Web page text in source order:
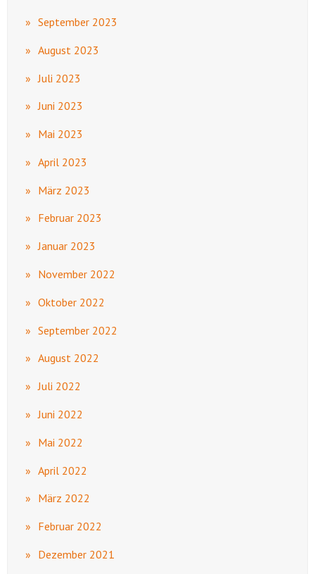
September 2023
August 2023
Juli 2023
Juni 2023
Mai 2023
April 2023
März 2023
Februar 2023
Januar 2023
November 2022
Oktober 2022
September 2022
August 2022
Juli 2022
Juni 2022
Mai 2022
April 2022
März 2022
Februar 2022
Dezember 2021